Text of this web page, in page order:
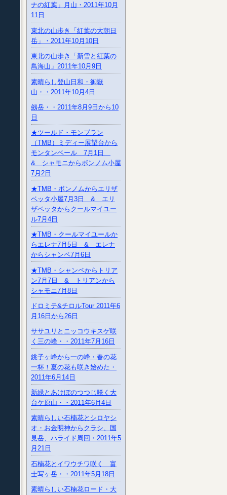
ナの紅葉」月山・2011年10月
11日
東北の山歩き「紅葉の大朝日
岳」・2011年10月10日
東北の山歩き「新雪と紅葉の
鳥海山」2011年10月9日
素晴らし登山日和・御嶽
山・・2011年10月4日
劔岳・・2011年8月9日から10
日
★ツールド・モンブラン
（TMB）ミディー展望台から
モンタンベール 7月1日
& シャモニからボンノム小屋
7月2日
★TMB・ボンノムからエリザ
ベッタ小屋7月3日 & エリ
ザベッタからクールマイユー
ル7月4日
★TMB・クールマイユールか
らエレナ7月5日 & エレナ
からシャンペ7月6日
★TMB・シャンペからトリア
ン7月7日 & トリアンから
シャモニ7月8日
ドロミテ&チロルTour 2011年6
月16日から26日
ササユリとニッコウキスゲ咲
く三の峰・・2011年7月16日
銚子ヶ峰から一の峰・春の花
一杯！夏の花も咲き始めた・
2011年6月14日
新緑とあけぼのつつじ咲く大
台ケ原山・・2011年6月4日
素晴らしい石楠花とシロヤシ
オ・お金明神からクラシ、国
見岳、ハライド周回・2011年5
月21日
石楠花とイワウチワ咲く 富
士写ヶ岳・・2011年5月18日
素晴らしい石楠花ロード・大